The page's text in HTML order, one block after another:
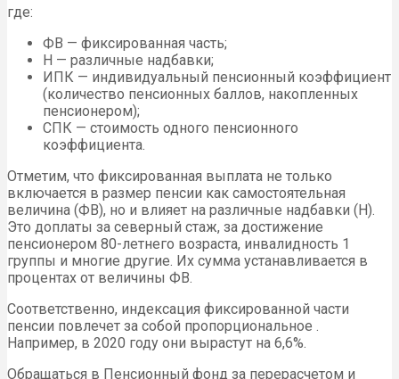
где:
ФВ — фиксированная часть;
Н — различные надбавки;
ИПК — индивидуальный пенсионный коэффициент
(количество пенсионных баллов, накопленных
пенсионером);
СПК — стоимость одного пенсионного
коэффициента.
Отметим, что фиксированная выплата не только
включается в размер пенсии как самостоятельная
величина (ФВ), но и влияет на различные надбавки (Н).
Это доплаты за северный стаж, за достижение
пенсионером 80-летнего возраста, инвалидность 1
группы и многие другие. Их сумма устанавливается в
процентах от величины ФВ.
Соответственно, индексация фиксированной части
пенсии повлечет за собой пропорциональное .
Например, в 2020 году они вырастут на 6,6%.
Обращаться в Пенсионный фонд за перерасчетом и